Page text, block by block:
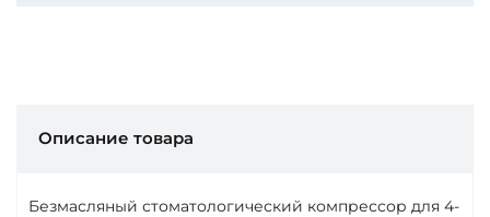
Описание товара
Безмасляный стоматологический компрессор для 4-